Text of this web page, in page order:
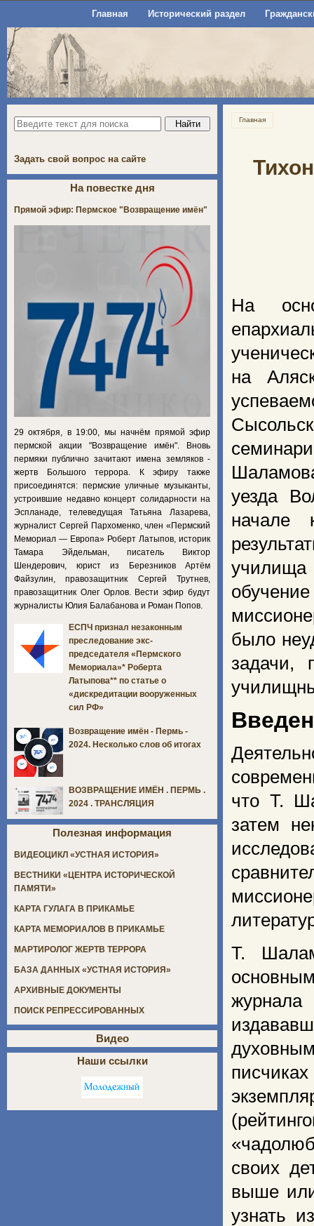
Главная Исторический раздел
Главная
На
на
уезда
начале
было
задачи,
что Т.
затем
Т.
своих
выше
узнать
Задать свой вопрос на сайте
На повестке дня
Прямой эфир: Пермское "Возвращение имён"
29 октября, в 19:00, мы начнём прямой эфир
пермской акции "Возвращение имён". Вновь
пермяки публично зачитают имена земляков -
жертв Большого террора. К эфиру также
присоединятся: пермские уличные музыканты,
устроившие недавно концерт солидарности на
Эспланаде, телеведущая Татьяна Лазарева,
журналист Сергей Пархоменко, член «Пермский
Мемориал — Европа» Роберт Латыпов, историк
Тамара Эйдельман, писатель Виктор
Шендерович, юрист из Березников Артём
Файзулин, правозащитник Сергей Трутнев,
правозащитник Олег Орлов. Вести эфир будут
журналисты Юлия Балабанова и Роман Попов.
ЕСПЧ признал незаконным
преследование экс-
председателя «Пермского
Мемориала»* Роберта
Латыпова** по статье о
«дискредитации вооруженных
сил РФ»
Возвращение имён - Пермь -
2024. Несколько слов об итогах
ВОЗВРАЩЕНИЕ ИМЁН . ПЕРМЬ .
2024 . ТРАНСЛЯЦИЯ
Полезная информация
ВИДЕОЦИКЛ «УСТНАЯ ИСТОРИЯ»
ВЕСТНИКИ «ЦЕНТРА ИСТОРИЧЕСКОЙ
ПАМЯТИ»
КАРТА ГУЛАГА В ПРИКАМЬЕ
КАРТА МЕМОРИАЛОВ В ПРИКАМЬЕ
МАРТИРОЛОГ ЖЕРТВ ТЕРРОРА
БАЗА ДАННЫХ «УСТНАЯ ИСТОРИЯ»
АРХИВНЫЕ ДОКУМЕНТЫ
ПОИСК РЕПРЕССИРОВАННЫХ
Видео
Наши ссылки